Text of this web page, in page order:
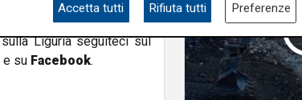
Liguria seguiteci sul
e su Facebook.
Accetta tutti Rifiuta tutti Preferenze